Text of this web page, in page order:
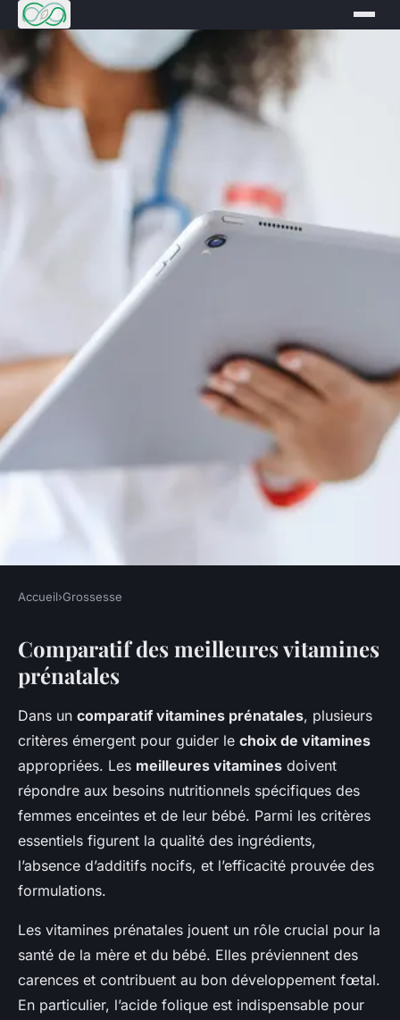
Comparatif des meilleures
vitamines prénatales
William•22 février 2025•6 min de lecture
Accueil›Grossesse
Comparatif des meilleures vitamines
prénatales
Dans un comparatif vitamines prénatales, plusieurs
critères émergent pour guider le choix de vitamines
appropriées. Les meilleures vitamines doivent
répondre aux besoins nutritionnels spécifiques des
femmes enceintes et de leur bébé. Parmi les critères
essentiels figurent la qualité des ingrédients,
l’absence d’additifs nocifs, et l’efficacité prouvée des
formulations.
Les vitamines prénatales jouent un rôle crucial pour la
santé de la mère et du bébé. Elles préviennent des
carences et contribuent au bon développement fœtal.
En particulier, l’acide folique est indispensable pour